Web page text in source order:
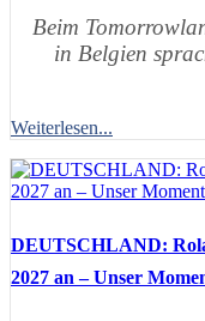
Beim
in Belgien
Weiterlesen...
DEUTSCHLAND:
2027 an – Unser